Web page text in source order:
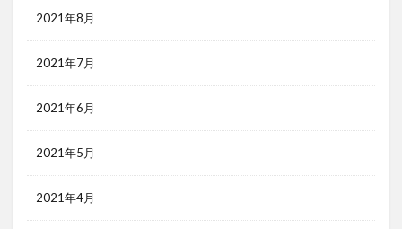
2021年8月
2021年7月
2021年6月
2021年5月
2021年4月